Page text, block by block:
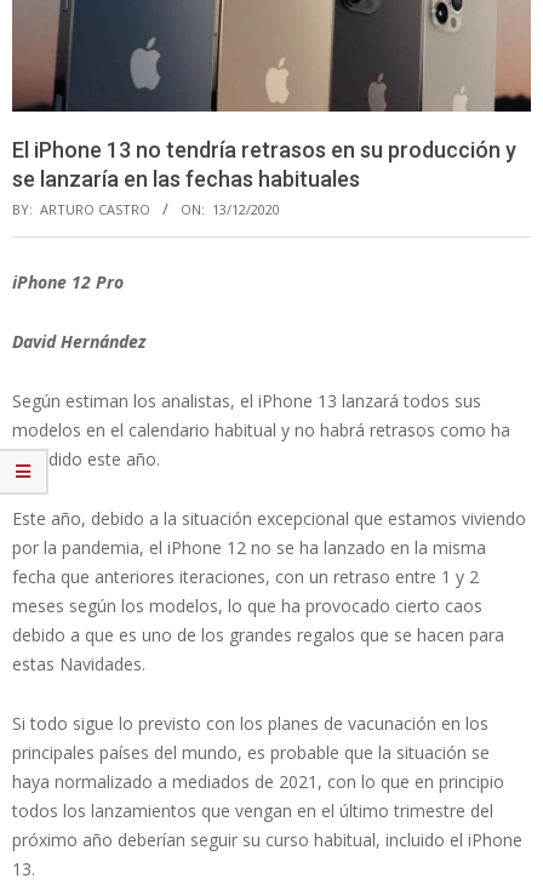
El iPhone 13 no tendría retrasos en su producción y
se lanzaría en las fechas habituales
BY: ARTURO CASTRO ON: 13/12/2020
iPhone 12 Pro
David Hernández
Según estiman los analistas, el iPhone 13 lanzará todos sus
modelos en el calendario habitual y no habrá retrasos como ha
sucedido este año.
Este año, debido a la situación excepcional que estamos viviendo
por la pandemia, el iPhone 12 no se ha lanzado en la misma
fecha que anteriores iteraciones, con un retraso entre 1 y 2
meses según los modelos, lo que ha provocado cierto caos
debido a que es uno de los grandes regalos que se hacen para
estas Navidades.
Si todo sigue lo previsto con los planes de vacunación en los
principales países del mundo, es probable que la situación se
haya normalizado a mediados de 2021, con lo que en principio
todos los lanzamientos que vengan en el último trimestre del
próximo año deberían seguir su curso habitual, incluido el iPhone
13.